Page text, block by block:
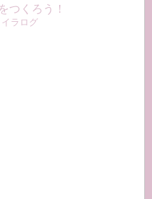
つくろう！
ラログ